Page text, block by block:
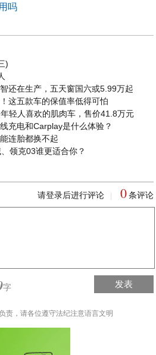
吗
)
还在生产，五天窗国六或5.99万起
这五款车的保值率低得可怕
轻人喜欢的肌肉车，售价41.8万元
充电和Carplay是什么体验？
连胎都换不起
领克03谁更适合你？
请登录后进行评论 0 条评论
字 发表
责，请各位遵守法纪注意语言文明